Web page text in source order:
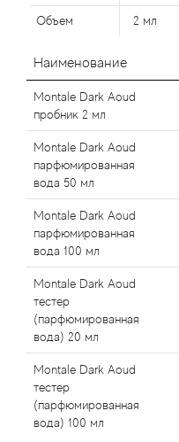
Объем 2 мл
Наименование
Montale Dark Aoud
пробник 2 мл
Montale Dark Aoud
парфюмированная
вода 50 мл
Montale Dark Aoud
парфюмированная
вода 100 мл
Montale Dark Aoud
тестер
(парфюмированная
вода) 20 мл
Montale Dark Aoud
тестер
(парфюмированная
вода) 100 мл
Alyson Oldoini
American Crew
Amouage
Amouroud
Andre L'Arom
Angel Schlesser
Anima Mundi
Anna Sui
Annayake